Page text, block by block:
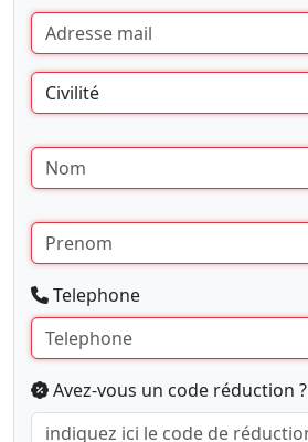
Telephone
Avez-vous un code réduction ?